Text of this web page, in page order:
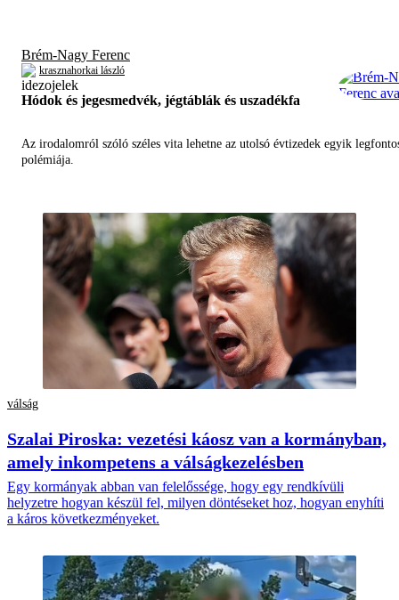
Brém-Nagy Ferenc
krasznahorkai lászló
Hódok és jegesmedvék, jégtáblák és uszadékfa
Az irodalomról szóló széles vita lehetne az utolsó évtizedek egyik
polémiája.
válság
Szalai Piroska: vezetési káosz van a kormányban,
amely inkompetens a válságkezelésben
Egy kormányak abban van felelőssége, hogy egy rendkívüli
helyzetre hogyan készül fel, milyen döntéseket hoz, hogyan enyhíti
a káros következményeket.